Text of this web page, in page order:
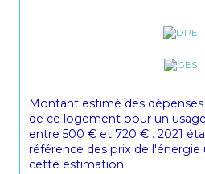
Montant estimé des
de ce logement pour un
entre 500 € et 720 € . 2021
référence des prix de
cette estimation.